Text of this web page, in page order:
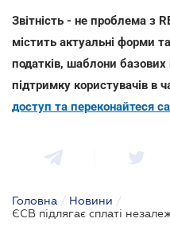
Звітність - не проблема з
містить актуальні форми
податків, шаблони
підтримку користувачів в
доступ та переконайтеся
Головна / Новини /